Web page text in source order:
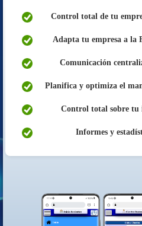
Control total de tu
Adapta tu empresa a la
Comunicación
Planifica y optimiza el
Control total sobre tu
Informes y